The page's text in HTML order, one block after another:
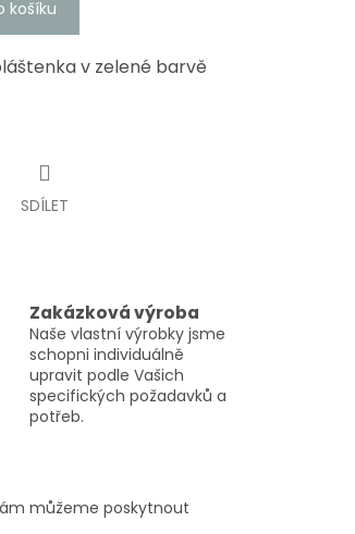
košíku
v zelené barvě
SDÍLET
Zakázková výroba
Naše vlastní výrobky jsme
schopni individuálně
upravit podle Vašich
specifických požadavků a
potřeb.
můžeme poskytnout